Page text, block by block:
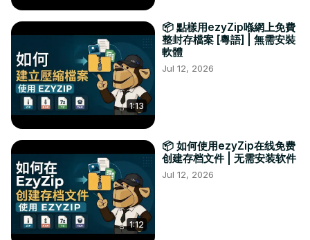
1:13
📦 點樣用ezyZip喺網上免費
整封存檔案 [粵語] | 無需安裝
軟體
Jul 12, 2026
1:12
📦 如何使用ezyZip在线免费
创建存档文件 | 无需安装软件
Jul 12, 2026